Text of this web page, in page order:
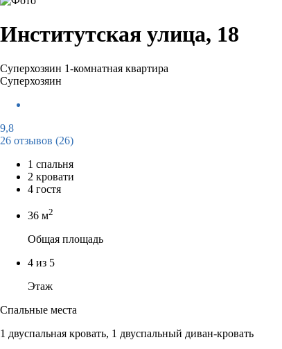
Институтская улица, 18
Суперхозяин 1-комнатная квартира
Суперхозяин
9,8
26 отзывов (26)
1 спальня
2 кровати
4 гостя
36 м2
Общая площадь
4 из 5
Этаж
Спальные места
1 двуспальная кровать, 1 двуспальный диван-кровать